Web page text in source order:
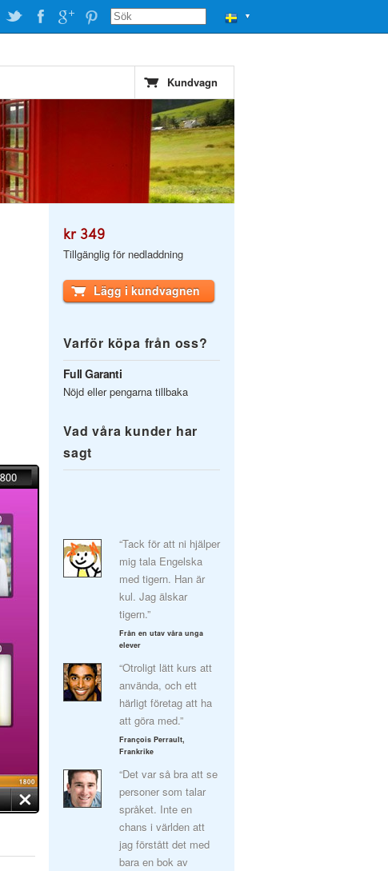
▼
Kundvagn
kr 349
Tillgänglig för nedladdning
Lägg i kundvagnen
Varför köpa från oss?
Full Garanti
Nöjd eller pengarna tillbaka
Vad våra kunder har
sagt
“Tack för att ni hjälper
mig tala Engelska
med tigern. Han är
kul. Jag älskar
tigern.”
Från en utav våra unga
elever
“Otroligt lätt kurs att
använda, och ett
härligt företag att ha
att göra med.”
François Perrault,
Frankrike
“Det var så bra att se
personer som talar
språket. Inte en
chans i världen att
jag förstått det med
bara en bok av